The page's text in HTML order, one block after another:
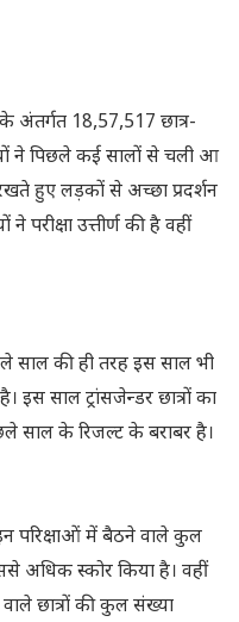
अंतर्गत 18,57,517 छात्र-
ने पिछले कई सालों से चली आ
हुए लड़कों से अच्छा प्रदर्शन
उत्तीर्ण की है वहीं
साल की ही तरह इस साल भी
इस साल ट्रांसजेन्डर छात्रों का
साल के रिजल्ट के बराबर है।
इन परिक्षाओं में बैठने वाले कुल
अधिक स्कोर किया है। वहीं
छात्रों की कुल संख्या